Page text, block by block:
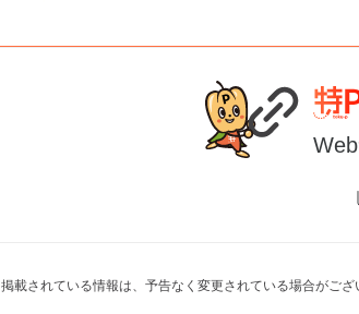
掲載されている情報は、予告なく変更されている場合がご